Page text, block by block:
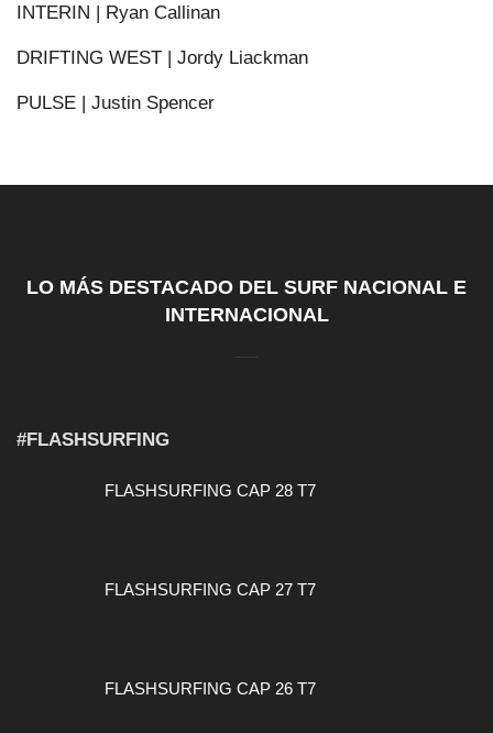
INTERIN | Ryan Callinan
DRIFTING WEST | Jordy Liackman
PULSE | Justin Spencer
LO MÁS DESTACADO DEL SURF NACIONAL E
INTERNACIONAL
#FLASHSURFING
FLASHSURFING CAP 28 T7
FLASHSURFING CAP 27 T7
FLASHSURFING CAP 26 T7